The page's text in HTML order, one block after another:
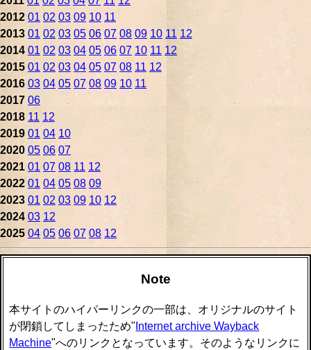
2012 01 02 03 09 10 11
2013 01 02 03 05 06 07 08 09 10 11 12
2014 01 02 03 04 05 06 07 10 11 12
2015 01 02 03 04 05 07 08 11 12
2016 03 04 05 07 08 09 10 11
2017 06
2018 11 12
2019 01 04 10
2020 05 06 07
2021 01 07 08 11 12
2022 01 04 05 08 09
2023 01 02 03 09 10 12
2024 03 12
2025 04 05 06 07 08 12
Note
本サイトのハイパーリンクの一部は、オリジナルのサイト
が閉鎖してしまったため" Internet archive Wayback
Machine"へのリンクとなっています。そのようなリンクに